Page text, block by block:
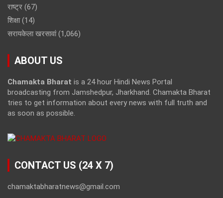
राष्ट्र (67)
शिक्षा(14)
सरायकेला खरसावां(1,066)
ABOUT US
Chamakta Bharat is a 24 hour Hindi News Portal
broadcasting from Jamshedpur, Jharkhand. Chamakta Bharat
tries to get information about every news with full truth and
as soon as possible.
CONTACT US (24 X 7)
chamaktabharatnews@gmail.com